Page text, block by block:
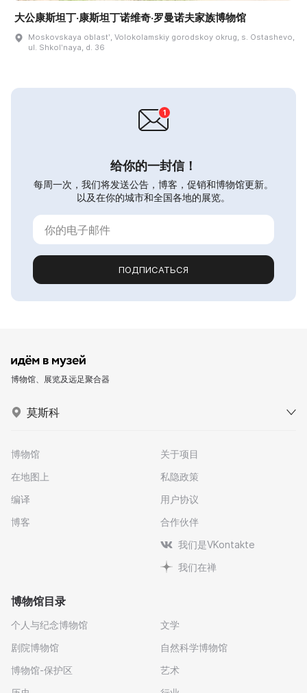
大公康斯坦丁·康斯坦丁诺维奇·罗曼诺夫家族博物馆
Moskovskaya oblastʹ, Volokolamskiy gorodskoy okrug, s. Ostashevo,
ul. Shkolʹnaya, d. 36
给你的一封信！
每周一次，我们将发送公告，博客，促销和博物馆更新。
以及在你的城市和全国各地的展览。
ПОДПИСАТЬСЯ
博物馆、展览及远足聚合器
莫斯科
博物馆
在地图上
编译
博客
关于项目
私隐政策
用户协议
合作伙伴
我们是VKontakte
我们在禅
博物馆目录
个人与纪念博物馆
剧院博物馆
博物馆-保护区
文学
自然科学博物馆
艺术